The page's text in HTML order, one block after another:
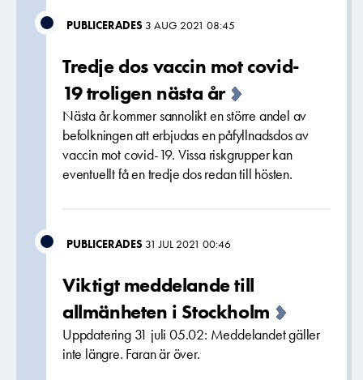
PUBLICERADES 3 AUG 2021 08:45
Tredje dos vaccin mot covid-
19 troligen nästa år
Nästa år kommer sannolikt en större andel av
befolkningen att erbjudas en påfyllnadsdos av
vaccin mot covid-19. Vissa riskgrupper kan
eventuellt få en tredje dos redan till hösten.
PUBLICERADES 31 JUL 2021 00:46
Viktigt meddelande till
allmänheten i Stockholm
Uppdatering 31 juli 05.02: Meddelandet gäller
inte längre. Faran är över.